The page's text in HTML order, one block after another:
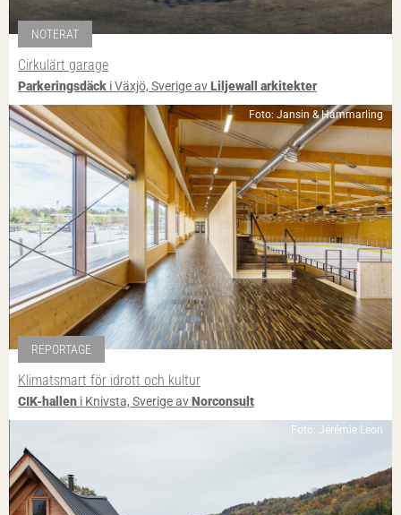
NOTERAT
Cirkulärt garage
Parkeringsdäck i Växjö, Sverige avLiljewall arkitekter
Foto: Jansin & Hammarling
REPORTAGE
Klimatsmart för idrott och kultur
CIK-hallen i Knivsta, Sverige avNorconsult
Foto: Jérémie Leon